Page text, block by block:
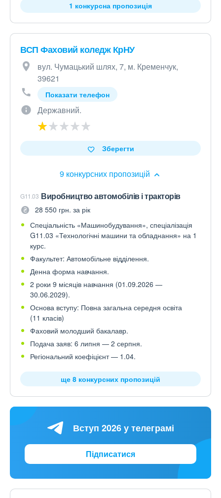
1 конкурсна пропозиція
ВСП Фаховий коледж КрНУ
вул. Чумацький шлях, 7, м. Кременчук,
39621
Показати телефон
Державний.
9 конкурсних пропозицій
Зберегти
G11.03 Виробництво автомобілів і тракторів
28 550 грн. за рік
Спеціальність «Машинобудування», спеціалізація
G11.03 «Технологічні машини та обладнання» на 1
курс.
Факультет: Автомобільне відділення.
Денна форма навчання.
2 роки 9 місяців навчання (01.09.2026 —
30.06.2029).
Основа вступу: Повна загальна середня освіта
(11 класів)
Фаховий молодший бакалавр.
Подача заяв: 6 липня — 2 серпня.
Регіональний коефіцієнт — 1.04.
ще 8 конкурсних пропозицій
Вступ 2026 у телеграмі
Підписатися